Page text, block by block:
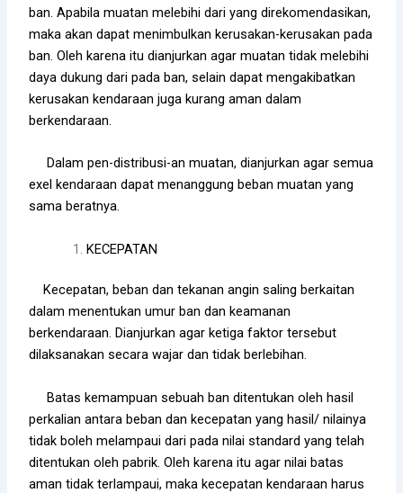
ban. Apabila muatan melebihi dari yang direkomendasikan,
maka akan dapat menimbulkan kerusakan-kerusakan pada
ban. Oleh karena itu dianjurkan agar muatan tidak melebihi
daya dukung dari pada ban, selain dapat mengakibatkan
kerusakan kendaraan juga kurang aman dalam
berkendaraan.
Dalam pen-distribusi-an muatan, dianjurkan agar semua
exel kendaraan dapat menanggung beban muatan yang
sama beratnya.
KECEPATAN
Kecepatan, beban dan tekanan angin saling berkaitan
dalam menentukan umur ban dan keamanan
berkendaraan. Dianjurkan agar ketiga faktor tersebut
dilaksanakan secara wajar dan tidak berlebihan.
Batas kemampuan sebuah ban ditentukan oleh hasil
perkalian antara beban dan kecepatan yang hasil/ nilainya
tidak boleh melampaui dari pada nilai standard yang telah
ditentukan oleh pabrik. Oleh karena itu agar nilai batas
aman tidak terlampaui, maka kecepatan kendaraan harus